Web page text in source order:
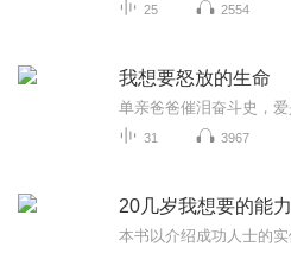
25 2554
我想要怒放的生命
31 3967
20几岁我想要的能力